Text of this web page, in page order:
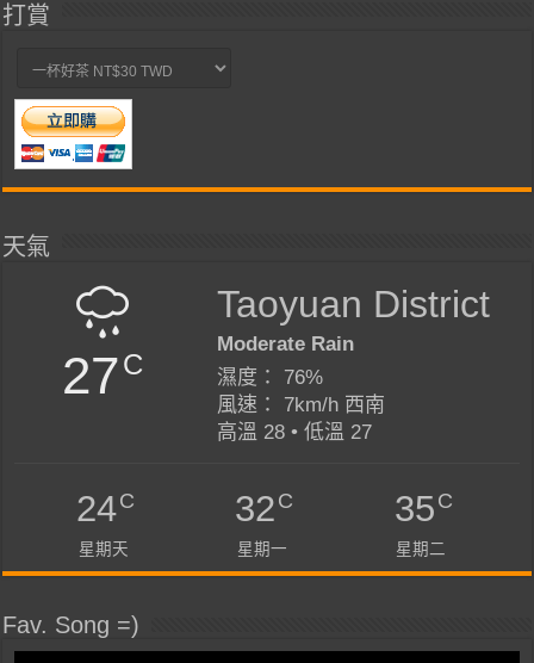
打賞
天氣
27C
Taoyuan District
Moderate Rain
濕度： 76%
風速： 7km/h 西南
高溫 28 • 低溫 27
24C
星期天
32C
星期一
35C
星期二
Fav. Song =)